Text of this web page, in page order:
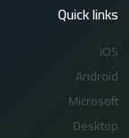
Quick links
iOS
Android
Microsoft
Desktop